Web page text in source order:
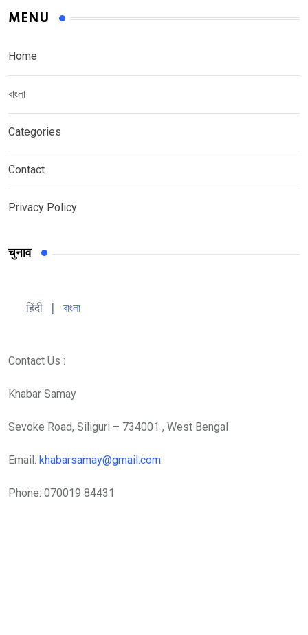
MENU
Home
বাংলা
Categories
Contact
Privacy Policy
चुनाव
हिंदी | বাংলা
Contact Us :
Khabar Samay
Sevoke Road, Siliguri – 734001 , West Bengal
Email: khabarsamay@gmail.com
Phone: 070019 84431